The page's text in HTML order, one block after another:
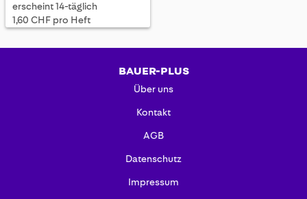
erscheint 14-täglich
1,60 CHF pro Heft
BAUER-PLUS
Über uns
Kontakt
AGB
Datenschutz
Impressum